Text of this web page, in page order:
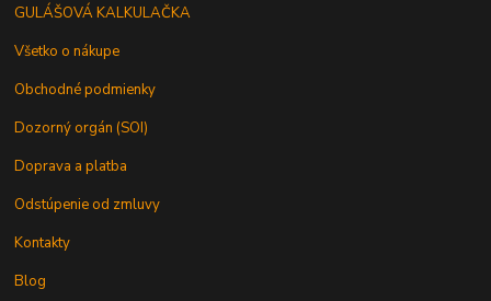
GULÁŠOVÁ KALKULAČKA
Všetko o nákupe
Obchodné podmienky
Dozorný orgán (SOI)
Doprava a platba
Odstúpenie od zmluvy
Kontakty
Blog